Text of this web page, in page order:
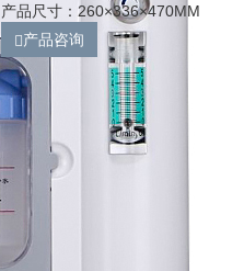
产品尺寸：260×336×470MM
产品咨询